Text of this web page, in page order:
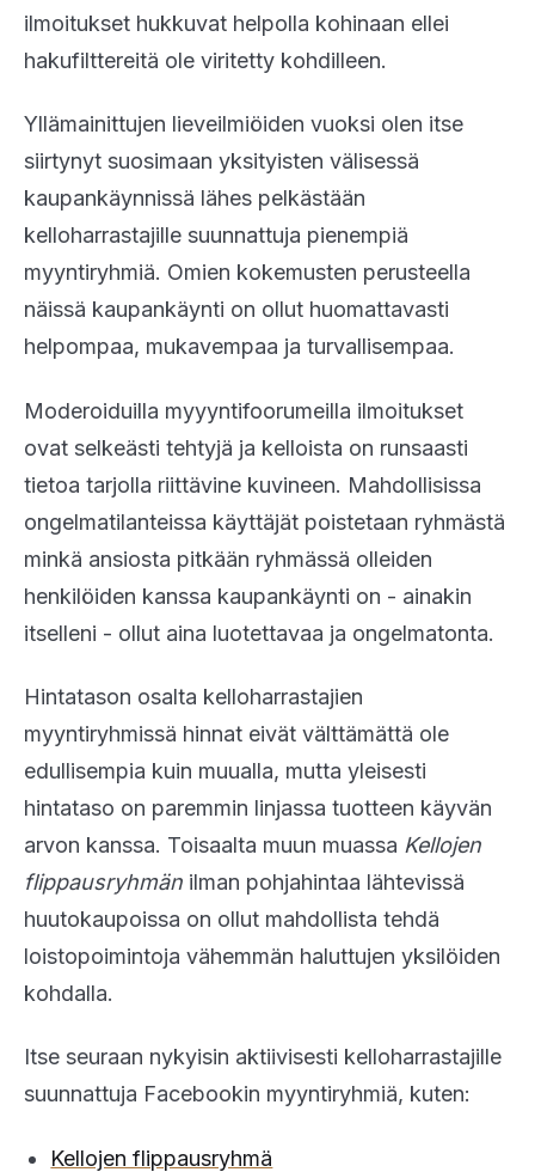
ilmoitukset hukkuvat helpolla kohinaan ellei
hakufilttereitä ole viritetty kohdilleen.
Yllämainittujen lieveilmiöiden vuoksi olen itse
siirtynyt suosimaan yksityisten välisessä
kaupankäynnissä lähes pelkästään
kelloharrastajille suunnattuja pienempiä
myyntiryhmiä. Omien kokemusten perusteella
näissä kaupankäynti on ollut huomattavasti
helpompaa, mukavempaa ja turvallisempaa.
Moderoiduilla myyyntifoorumeilla ilmoitukset
ovat selkeästi tehtyjä ja kelloista on runsaasti
tietoa tarjolla riittävine kuvineen. Mahdollisissa
ongelmatilanteissa käyttäjät poistetaan ryhmästä
minkä ansiosta pitkään ryhmässä olleiden
henkilöiden kanssa kaupankäynti on - ainakin
itselleni - ollut aina luotettavaa ja ongelmatonta.
Hintatason osalta kelloharrastajien
myyntiryhmissä hinnat eivät välttämättä ole
edullisempia kuin muualla, mutta yleisesti
hintataso on paremmin linjassa tuotteen käyvän
arvon kanssa. Toisaalta muun muassa Kellojen
flippausryhmän ilman pohjahintaa lähtevissä
huutokaupoissa on ollut mahdollista tehdä
loistopoimintoja vähemmän haluttujen yksilöiden
kohdalla.
Itse seuraan nykyisin aktiivisesti kelloharrastajille
suunnattuja Facebookin myyntiryhmiä, kuten:
Kellojen flippausryhmä